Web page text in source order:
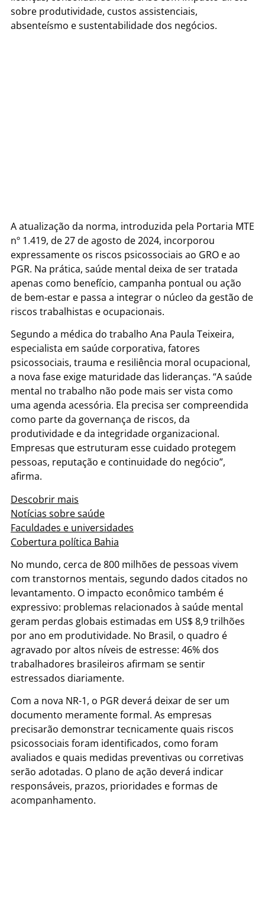
sobre produtividade, custos assistenciais,
absenteísmo e sustentabilidade dos negócios.
A atualização da norma, introduzida pela Portaria MTE
nº 1.419, de 27 de agosto de 2024, incorporou
expressamente os riscos psicossociais ao GRO e ao
PGR. Na prática, saúde mental deixa de ser tratada
apenas como benefício, campanha pontual ou ação
de bem-estar e passa a integrar o núcleo da gestão de
riscos trabalhistas e ocupacionais.
Segundo a médica do trabalho Ana Paula Teixeira,
especialista em saúde corporativa, fatores
psicossociais, trauma e resiliência moral ocupacional,
a nova fase exige maturidade das lideranças. “A saúde
mental no trabalho não pode mais ser vista como
uma agenda acessória. Ela precisa ser compreendida
como parte da governança de riscos, da
produtividade e da integridade organizacional.
Empresas que estruturam esse cuidado protegem
pessoas, reputação e continuidade do negócio”,
afirma.
Descobrir mais
Notícias sobre saúde
Faculdades e universidades
Cobertura política Bahia
No mundo, cerca de 800 milhões de pessoas vivem
com transtornos mentais, segundo dados citados no
levantamento. O impacto econômico também é
expressivo: problemas relacionados à saúde mental
geram perdas globais estimadas em US$ 8,9 trilhões
por ano em produtividade. No Brasil, o quadro é
agravado por altos níveis de estresse: 46% dos
trabalhadores brasileiros afirmam se sentir
estressados diariamente.
Com a nova NR-1, o PGR deverá deixar de ser um
documento meramente formal. As empresas
precisarão demonstrar tecnicamente quais riscos
psicossociais foram identificados, como foram
avaliados e quais medidas preventivas ou corretivas
serão adotadas. O plano de ação deverá indicar
responsáveis, prazos, prioridades e formas de
acompanhamento.